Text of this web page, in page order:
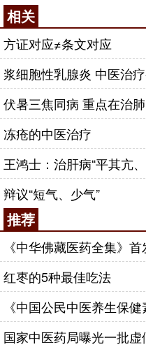
相关
方证对应≠条文对应
浆细胞性乳腺炎 中医治
伏暑三焦同病 重点在治肺
冻疮的中医治疗
王鸿士：治肝病“平其亢
辩议“短气、少气”
推荐
《中华佛藏医药全集》首
红枣的5种最佳吃法
《中国公民中医养生保
国家中医药局曝光一批